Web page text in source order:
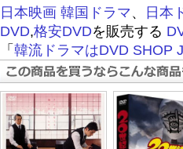
日本映画 韓国ドラマ、
日本
DVD,格安DVDを販売する
「 韓流ドラマはDVD SHOP